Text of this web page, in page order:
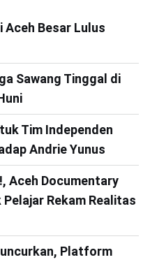
Aceh Besar Lulus
Sawang Tinggal di
Tim Independen
Andrie Yunus
Aceh Documentary
Rekam Realitas
Platform